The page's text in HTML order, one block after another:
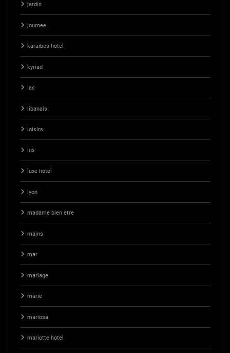
jardin
journee
karaibes hotel
kyriad
lac
libanais
loisirs
lux
luxe hotel
lyon
madame bien etre
mains
mar
mariage
marie
mariosa
mariotte hotel